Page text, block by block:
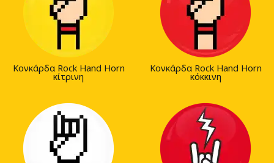
Κονκάρδα Rock Hand Horn
κίτρινη
Κονκάρδα Rock Hand Horn
κόκκινη